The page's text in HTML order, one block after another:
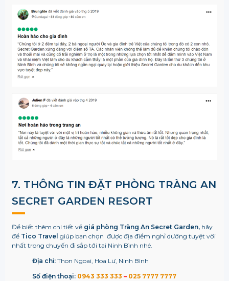
7. THÔNG TIN ĐẶT PHÒNG TRÀNG AN
SECRET GARDEN RESORT
Để biết thêm chi tiết về giá phòng Tràng An Secret Garden,hãy
để Tico Travel giúp bạn chọn được địa điểm nghỉ dưỡng tuyệt vời
nhất trong chuyến đi sắp tới tại Ninh Bình nhé.
Địa chỉ:Thon Ngoai, Hoa Lư, Ninh Bình
Số điện thoại: 0943 333 333 – 025 7777 7777